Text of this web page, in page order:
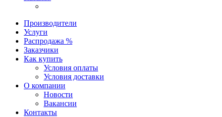
Производители
Услуги
Распродажа %
Заказчики
Как купить
Условия оплаты
Условия доставки
О компании
Новости
Вакансии
Контакты